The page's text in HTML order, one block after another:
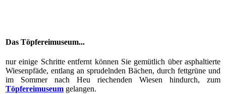
Das Töpfereimuseum...
nur einige Schritte entfernt können Sie gemütlich über asphaltierte
Wiesenpfäde, entlang an sprudelnden Bächen, durch fettgrüne und
im Sommer nach Heu riechenden Wiesen hindurch, zum
Töpfereimuseum gelangen.